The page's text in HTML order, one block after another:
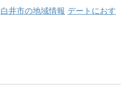
白井市の地域情報 デートにおす